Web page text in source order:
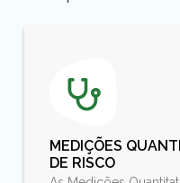
MEDIÇÕES
DE RISCO